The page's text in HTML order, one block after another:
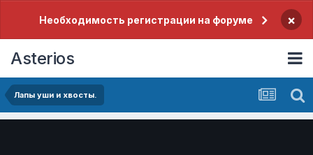
Необходимость регистрации на форуме ×
Asterios
Лапы уши и хвосты.